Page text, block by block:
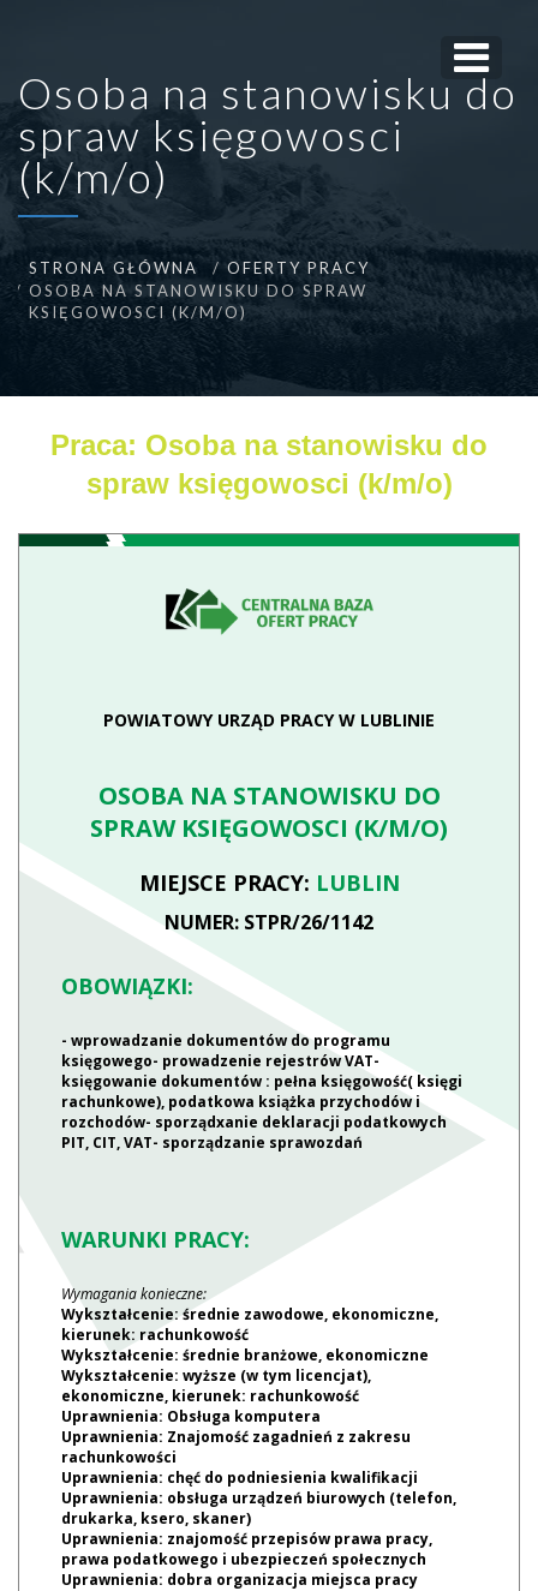
Osoba na stanowisku do
spraw księgowosci
(k/m/o)
STRONA GŁÓWNA
OFERTY PRACY
OSOBA NA STANOWISKU DO SPRAW
KSIĘGOWOSCI (K/M/O)
Praca: Osoba na stanowisku do
spraw księgowosci (k/m/o)
POWIATOWY URZĄD PRACY W LUBLINIE
OSOBA NA STANOWISKU DO
SPRAW KSIĘGOWOSCI (K/M/O)
MIEJSCE PRACY: LUBLIN
NUMER: STPR/26/1142
OBOWIĄZKI:
- wprowadzanie dokumentów do programu
księgowego- prowadzenie rejestrów VAT-
księgowanie dokumentów : pełna księgowość( księgi
rachunkowe), podatkowa książka przychodów i
rozchodów- sporządxanie deklaracji podatkowych
PIT, CIT, VAT- sporządzanie sprawozdań
WARUNKI PRACY:
Wymagania konieczne:
Wykształcenie: średnie zawodowe, ekonomiczne,
kierunek: rachunkowość
Wykształcenie: średnie branżowe, ekonomiczne
Wykształcenie: wyższe (w tym licencjat),
ekonomiczne, kierunek: rachunkowość
Uprawnienia: Obsługa komputera
Uprawnienia: Znajomość zagadnień z zakresu
rachunkowości
Uprawnienia: chęć do podniesienia kwalifikacji
Uprawnienia: obsługa urządzeń biurowych (telefon,
drukarka, ksero, skaner)
Uprawnienia: znajomość przepisów prawa pracy,
prawa podatkowego i ubezpieczeń społecznych
Uprawnienia: dobra organizacja miejsca pracy